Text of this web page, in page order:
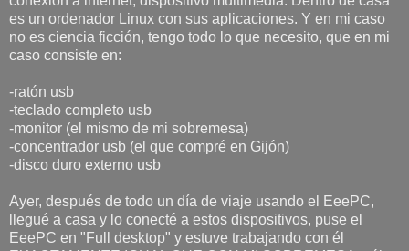
es un ordenador Linux con sus aplicaciones. Y en mi caso
no es ciencia ficción, tengo todo lo que necesito, que en mi
caso consiste en:
-ratón usb
-teclado completo usb
-monitor (el mismo de mi sobremesa)
-concentrador usb (el que compré en Gijón)
-disco duro externo usb
Ayer, después de todo un día de viaje usando el EeePC,
llegué a casa y lo conecté a estos dispositivos, puse el
EeePC en "Full desktop" y estuve trabajando con él